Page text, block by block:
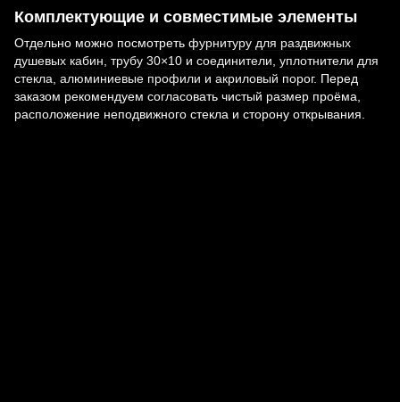
Комплектующие и совместимые элементы
Отдельно можно посмотреть фурнитуру для раздвижных
душевых кабин, трубу 30×10 и соединители, уплотнители для
стекла, алюминиевые профили и акриловый порог. Перед
заказом рекомендуем согласовать чистый размер проёма,
расположение неподвижного стекла и сторону открывания.